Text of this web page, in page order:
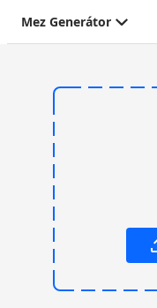
Mez Generátor